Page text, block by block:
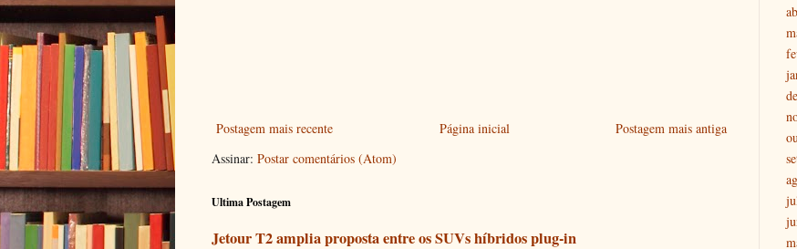
Postagem mais recente Postagem mais antiga
Página inicial
Assinar: Postar comentários (Atom)
Ultima Postagem
Jetour T2 amplia proposta entre os SUVs híbridos plug-in